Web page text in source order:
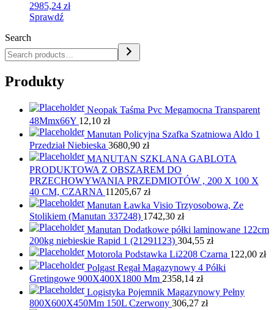
2985,24 zł
Sprawdź
Search
Produkty
Neopak Taśma Pvc Megamocna Transparent
48Mmx66Y 12,10 zł
Manutan Policyjna Szafka Szatniowa Aldo 1
Przedział Niebieska 3680,90 zł
MANUTAN SZKLANA GABLOTA
PRODUKTOWA Z OBSZAREM DO
PRZECHOWYWANIA PRZEDMIOTÓW , 200 X 100 X
40 CM, CZARNA 11205,67 zł
Manutan Ławka Visio Trzyosobowa, Ze
Stolikiem (Manutan 337248) 1742,30 zł
Manutan Dodatkowe półki laminowane 122cm
200kg niebieskie Rapid 1 (21291123) 304,55 zł
Motorola Podstawka Li2208 Czarna 122,00 zł
Polgast Regał Magazynowy 4 Półki
Gretingowe 900X400X1800 Mm 2358,14 zł
Logistyka Pojemnik Magazynowy Pełny
800X600X450Mm 150L Czerwony 306,27 zł